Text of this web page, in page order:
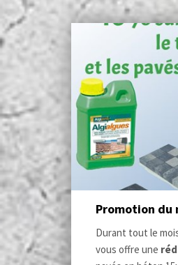
Promotion du
Durant tout le
vous offre une